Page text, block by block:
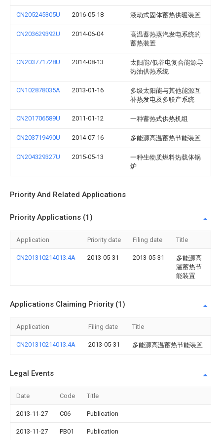
CN205245305U 2016-05-18 液动式固体蓄热供暖装置
CN203629392U 2014-06-04
高温蓄热蒸汽发电系统的
蓄热装置
CN203771728U 2014-08-13
太阳能/低谷电复合能源导
热油供热系统
CN102878035A 2013-01-16
多级太阳能与其他能源互
补热发电及多联产系统
CN201706589U 2011-01-12 一种蓄热式供热机组
CN203719490U 2014-07-16 多能源高温蓄热节能装置
CN204329327U 2015-05-13
一种生物质燃料热载体锅
炉
Priority And Related Applications
Priority Applications (1)
Application Priority date Filing date Title
CN201310214013.4A 2013-05-31 2013-05-31
多能源高
温蓄热节
能装置
Applications Claiming Priority (1)
Application Filing date Title
CN201310214013.4A 2013-05-31 多能源高温蓄热节能装置
Legal Events
Date Code Title
2013-11-27 C06 Publication
2013-11-27 PB01 Publication